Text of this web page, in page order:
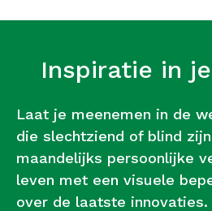
Inspiratie in
Laat je meenemen in de
die slechtziend of blind
maandelijks persoonlijke
leven met een visuele
over de laatste innovaties.